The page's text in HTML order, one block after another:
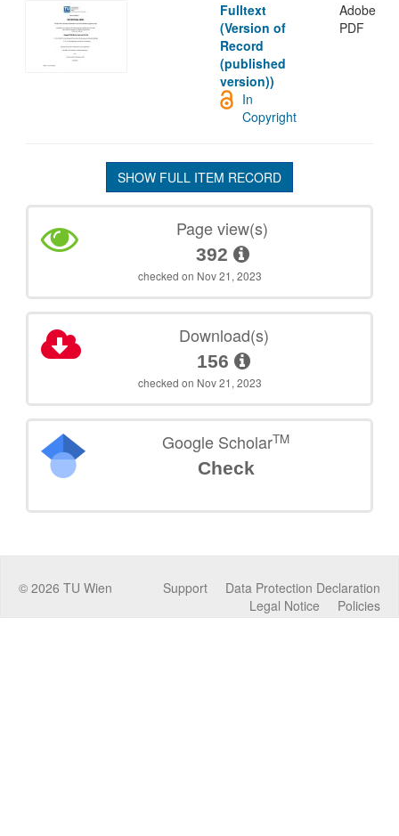
Fulltext
(Version of
Record
(published
version))
Adobe
PDF
In
Copyright
SHOW FULL ITEM RECORD
Page view(s)
392
checked on Nov 21, 2023
Download(s)
156
checked on Nov 21, 2023
Google ScholarTM
Check
© 2026 TU Wien Data Protection Declaration
Support
Policies
Legal Notice